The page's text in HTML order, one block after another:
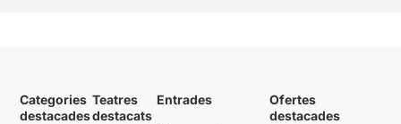
Categories
destacades
Teatres
destacats
Entrades
Ofertes
destacades